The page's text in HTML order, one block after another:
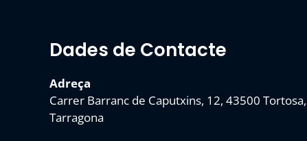
Dades de Contacte
Adreça
Carrer Barranc de Caputxins, 12, 43500 Tortosa,
Tarragona